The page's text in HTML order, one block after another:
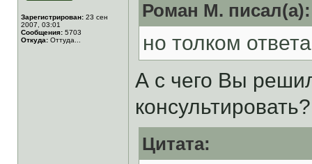
Зарегистрирован: 23 сен
2007, 03:01
Сообщения: 5703
Откуда: Оттуда...
Роман М. писал(а):
но толком
А с чего Вы
Цитата: